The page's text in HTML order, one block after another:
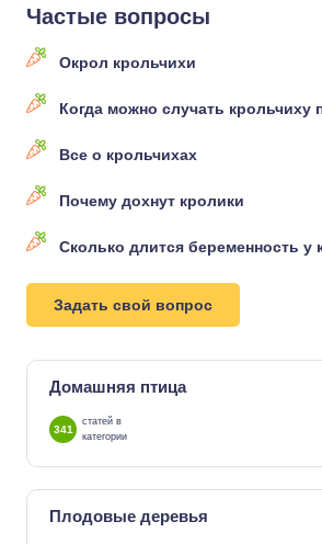
Частые вопросы
Окрол крольчихи
Когда можно случать крольчиху
Все о крольчихах
Почему дохнут кролики
Сколько длится беременность у
Задать свой вопрос
Домашняя птица
341
статей в
категории
Плодовые деревья